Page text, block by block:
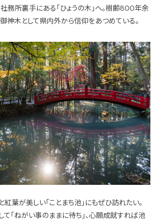
務所裏手にある「ひょうの木」へ。樹齢800年余
神木として県内外から信仰をあつめている。
葉が美しい「ことまち池」にもぜひ訪れたい。
「ねがい事のままに待ち」、心願成就すれば池